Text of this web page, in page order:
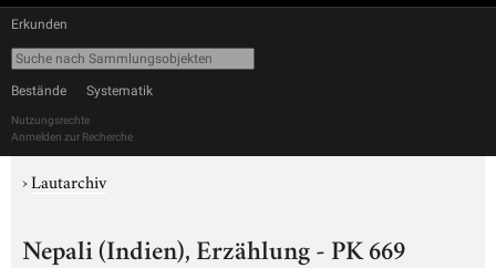
Erkunden
Bestände Systematik
Nutzungsrechte
Anmelden zur Recherche
›Lautarchiv
Nepali (Indien), Erzählung - PK 669